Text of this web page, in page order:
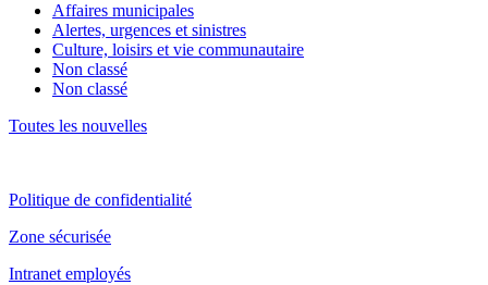
Affaires municipales
Alertes, urgences et sinistres
Culture, loisirs et vie communautaire
Non classé
Non classé
Toutes les nouvelles
Politique de confidentialité
Zone sécurisée
Intranet employés